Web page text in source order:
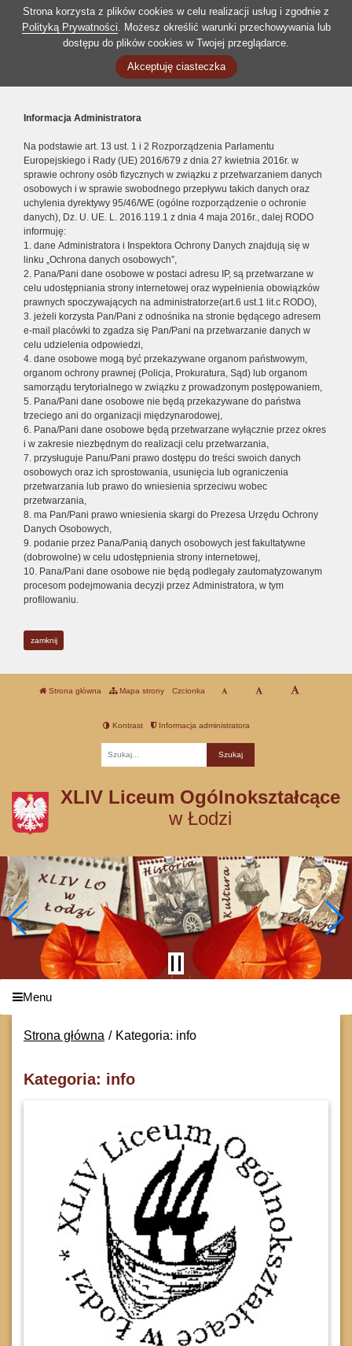
Strona korzysta z plików cookies w celu realizacji usług i zgodnie z
Polityką Prywatności. Możesz określić warunki przechowywania lub
dostępu do plików cookies w Twojej przeglądarce.
Akceptuję ciasteczka
Informacja Administratora
Na podstawie art. 13 ust. 1 i 2 Rozporządzenia Parlamentu
Europejskiego i Rady (UE) 2016/679 z dnia 27 kwietnia 2016r. w
sprawie ochrony osób fizycznych w związku z przetwarzaniem danych
osobowych i w sprawie swobodnego przepływu takich danych oraz
uchylenia dyrektywy 95/46/WE (ogólne rozporządzenie o ochronie
danych), Dz. U. UE. L. 2016.119.1 z dnia 4 maja 2016r., dalej RODO
informuję:
1. dane Administratora i Inspektora Ochrony Danych znajdują się w
linku „Ochrona danych osobowych”,
2. Pana/Pani dane osobowe w postaci adresu IP, są przetwarzane w
celu udostępniania strony internetowej oraz wypełnienia obowiązków
prawnych spoczywających na administratorze(art.6 ust.1 lit.c RODO),
3. jeżeli korzysta Pan/Pani z odnośnika na stronie będącego adresem
e-mail placówki to zgadza się Pan/Pani na przetwarzanie danych w
celu udzielenia odpowiedzi,
4. dane osobowe mogą być przekazywane organom państwowym,
organom ochrony prawnej (Policja, Prokuratura, Sąd) lub organom
samorządu terytorialnego w związku z prowadzonym postępowaniem,
5. Pana/Pani dane osobowe nie będą przekazywane do państwa
trzeciego ani do organizacji międzynarodowej,
6. Pana/Pani dane osobowe będą przetwarzane wyłącznie przez okres
i w zakresie niezbędnym do realizacji celu przetwarzania,
7. przysługuje Panu/Pani prawo dostępu do treści swoich danych
osobowych oraz ich sprostowania, usunięcia lub ograniczenia
przetwarzania lub prawo do wniesienia sprzeciwu wobec
przetwarzania,
8. ma Pan/Pani prawo wniesienia skargi do Prezesa Urzędu Ochrony
Danych Osobowych,
9. podanie przez Pana/Panią danych osobowych jest fakultatywne
(dobrowolne) w celu udostępnienia strony internetowej,
10. Pana/Pani dane osobowe nie będą podlegały zautomatyzowanym
procesom podejmowania decyzji przez Administratora, w tym
profilowaniu.
zamknij
Strona główna Mapa strony Czcionka
Kontrast Informacja administratora
XLIV Liceum Ogólnokształcące
w Łodzi
Menu
Strona główna Kategoria: info
Kategoria: info